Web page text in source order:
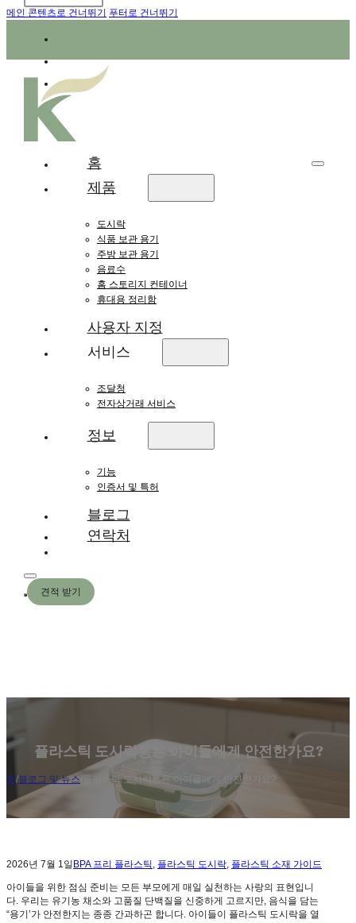
메인 콘텐츠로 건너뛰기 푸터로 건너뛰기
홈
제품
도시락
식품 보관 용기
주방 보관 용기
음료수
홈 스토리지 컨테이너
휴대용 정리함
사용자 지정
서비스
조달청
전자상거래 서비스
정보
기능
인증서 및 특허
블로그
연락처
견적 받기
플라스틱 도시락통은 아이들에게 안전한가요?
홈/블로그 및 뉴스/플라스틱 도시락통은 아이들에게 안전한가요?
2026년 7월 1일BPA 프리 플라스틱, 플라스틱 도시락, 플라스틱 소재 가이드
아이들을 위한 점심 준비는 모든 부모에게 매일 실천하는 사랑의 표현입니
다. 우리는 유기농 채소와 고품질 단백질을 신중하게 고르지만, 음식을 담는
“용기’가 안전한지는 종종 간과하곤 합니다. 아이들이 플라스틱 도시락을 열